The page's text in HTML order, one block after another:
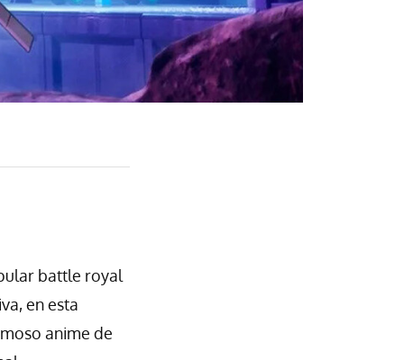
battle royal
en esta
anime de